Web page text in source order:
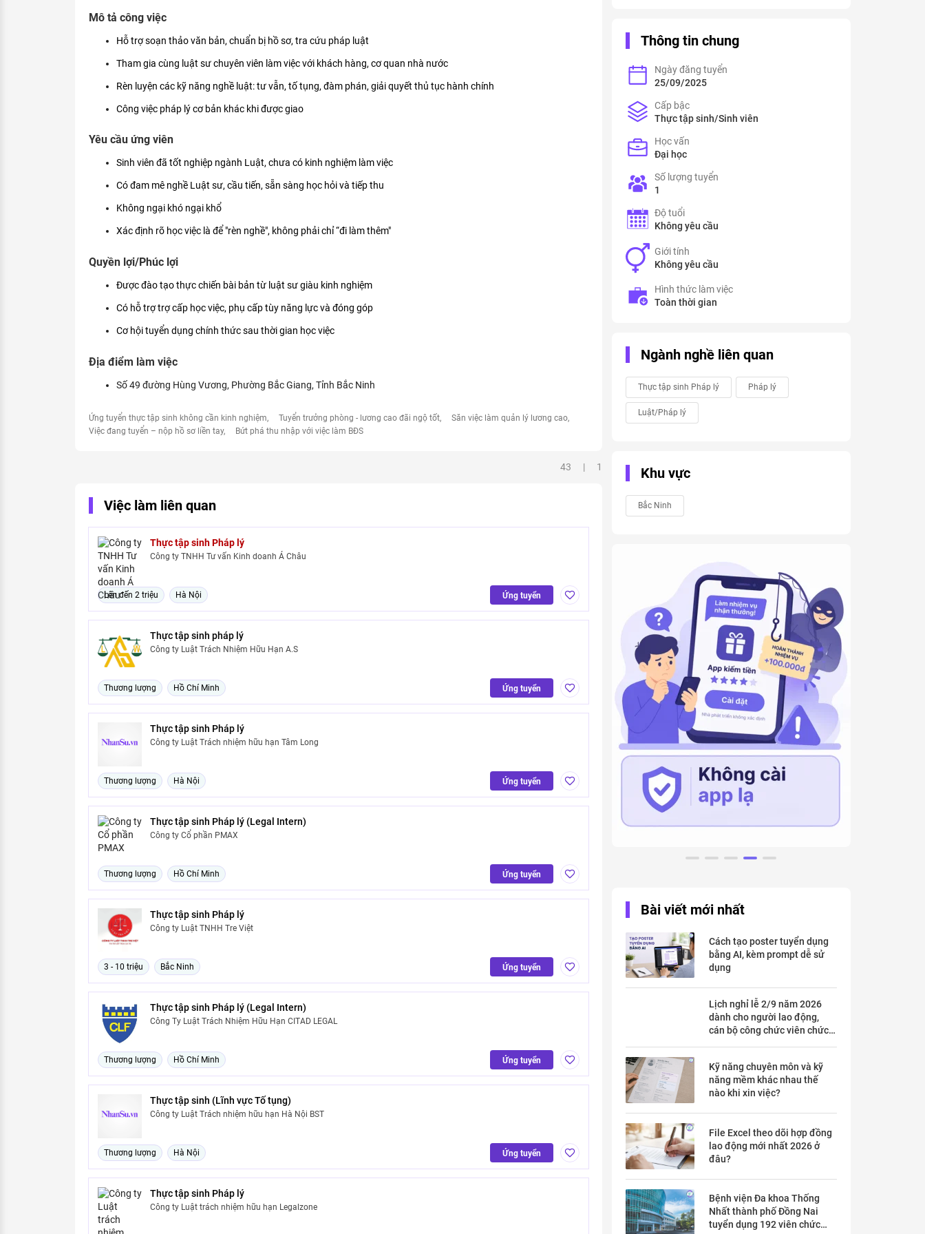
KHÁM PHÁ NGHỀ NGHIỆP
Kỹ năng nghề nghiệp
HƯỚNG NGHIỆP VIỆC LÀM
Đặc trưng từng nghề
Xu hướng việc làm
XÂY DỰNG VÀ PHÁT TRIỂN ĐỘI NGŨ
TUYỂN DỤNG VIỆC LÀM
Mô tả công việc
Hỗ trợ soạn thảo văn bản, chuẩn bị hồ sơ, tra cứu pháp luật
Tham gia cùng luật sư chuyên viên làm việc với khách hàng, cơ quan nhà nước
Rèn luyện các kỹ năng nghề luật: tư vẫn, tố tụng, đàm phán, giải quyết thủ tục hành chính
Công việc pháp lý cơ bản khác khi được giao
Yêu cầu ứng viên
Sinh viên đã tốt nghiệp ngành Luật, chưa có kinh nghiệm làm việc
Có đam mê nghề Luật sư, cầu tiến, sẵn sàng học hỏi và tiếp thu
Không ngại khó ngại khổ
Xác định rõ học việc là để "rèn nghề", không phải chỉ “đi làm thêm"
Quyền lợi/Phúc lợi
Được đào tạo thực chiến bài bản từ luật sư giàu kinh nghiệm
Có hỗ trợ trợ cấp học việc, phụ cấp tùy năng lực và đóng góp
Cơ hội tuyển dụng chính thức sau thời gian học việc
Địa điểm làm việc
Số 49 đường Hùng Vương, Phường Bắc Giang, Tỉnh Bắc Ninh
Ứng tuyển thực tập sinh không cần kinh nghiệm Tuyển trưởng phòng - lương cao đãi ngộ tốt
Săn việc làm quản lý lương cao
Việc đang tuyển – nộp hồ sơ liền tay
Bứt phá thu nhập với việc làm BĐS
43 | 1
Việc làm liên quan
Thực tập sinh Pháp lý
Công ty TNHH Tư vấn Kinh doanh Á Châu
Lên đến 2 triệu Hà Nội Ứng tuyển
Thực tập sinh pháp lý
Công ty Luật Trách Nhiệm Hữu Hạn A.S
Thương lượng Hồ Chí Minh Ứng tuyển
Thực tập sinh Pháp lý
Công ty Luật Trách nhiệm hữu hạn Tâm Long
Thương lượng Hà Nội Ứng tuyển
Thực tập sinh Pháp lý (Legal Intern)
Công ty Cổ phần PMAX
Thương lượng Hồ Chí Minh Ứng tuyển
Thực tập sinh Pháp lý
Công ty Luật TNHH Tre Việt
3 - 10 triệu Bắc Ninh Ứng tuyển
Thực tập sinh Pháp lý (Legal Intern)
Công Ty Luật Trách Nhiệm Hữu Hạn CITAD LEGAL
Thương lượng Hồ Chí Minh Ứng tuyển
Thực tập sinh (Lĩnh vực Tố tụng)
Công ty Luật Trách nhiệm hữu hạn Hà Nội BST
Thương lượng Hà Nội Ứng tuyển
Thực tập sinh Pháp lý
Công ty Luật trách nhiệm hữu hạn Legalzone
Thông tin chung
Ngày đăng tuyển
25/09/2025
Cấp bậc
Thực tập sinh/Sinh viên
Học vấn
Đại học
Số lượng tuyển
1
Độ tuổi
Không yêu cầu
Giới tính
Không yêu cầu
Hình thức làm việc
Toàn thời gian
Ngành nghề liên quan
Thực tập sinh Pháp lý Pháp lý
Luật/Pháp lý
Khu vực
Bắc Ninh
Bài viết mới nhất
Cách tạo poster tuyển dụng
bằng AI, kèm prompt dễ sử
dụng
Lịch nghỉ lễ 2/9 năm 2026
dành cho người lao động,
cán bộ công chức viên chức
Kỹ năng chuyên môn và kỹ
năng mềm khác nhau thế
nào khi xin việc?
File Excel theo dõi hợp đồng
lao động mới nhất 2026 ở
đâu?
Bệnh viện Đa khoa Thống
Nhất thành phố Đồng Nai
tuyển dụng 192 viên chức